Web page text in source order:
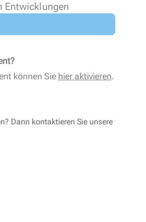
Entwicklungen
können Sie hier aktivieren.
Dann kontaktieren Sie unsere